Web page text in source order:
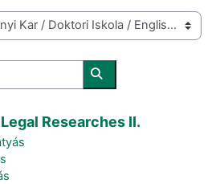
Kurzusok keresése
Researches II.